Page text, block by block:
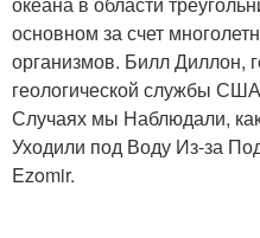
основном за счет
организмов. Билл Диллон,
геологической службы
Случаях мы Наблюдали,
Уходили под Воду Из-за
Ezomir.